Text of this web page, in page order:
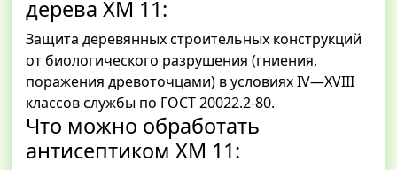
дерева ХМ 11:
Защита деревянных строительных конструкций
от биологического разрушения (гниения,
поражения древоточцами) в условиях IV—XVIII
классов службы по ГОСТ 20022.2-80.
Что можно обработать
антисептиком ХМ 11: